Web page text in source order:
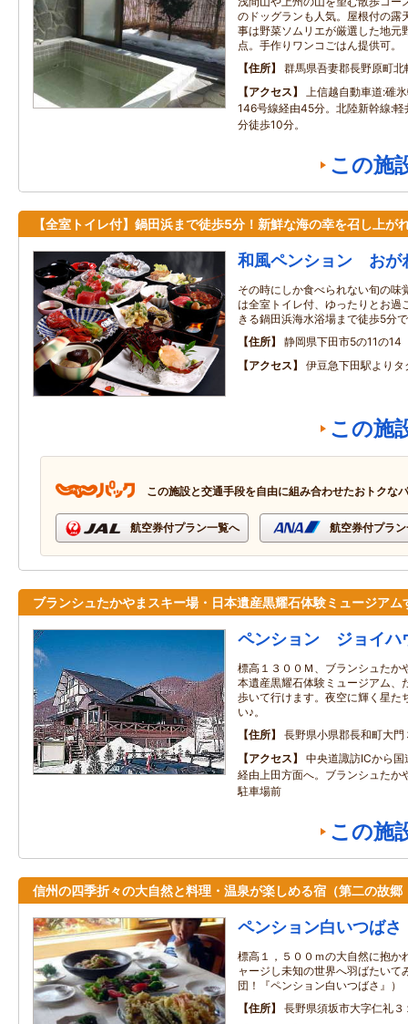
のドッグランも人気。屋根付の露
事は野菜ソムリエが厳選した地元
点。手作りワンコごはん提供可。
住所
群馬県吾妻郡長野原町
アクセス
上信越自動車道:碓
146号線経由45分。北陸新幹線:
分徒歩10分。
この施
【全室トイレ付】鍋田浜まで徒歩5分！新鮮な海の幸を召し上が
和風ペンション おが
その時にしか食べられない旬の味
は全室トイレ付、ゆったりとお過
きる鍋田浜海水浴場まで徒歩5分
住所
静岡県下田市5の11の14
アクセス
伊豆急下田駅より
この施
この施設と交通手段を自由に組み合わせたおトクな
航空券付プラン一覧へ 航空券付プラ
ブランシュたかやまスキー場・日本遺産黒耀石体験ミュージアム
ペンション ジョイハ
標高１３００Ｍ、ブランシュた
本遺産黒耀石体験ミュージアム、
歩いて行けます。夜空に輝く星た
い♪。
住所
長野県小県郡長和町大門
アクセス
中央道諏訪ICから
経由上田方面へ。ブランシュたか
駐車場前
この施
信州の四季折々の大自然と料理・温泉が楽しめる宿（第二の故郷
ペンション白いつばさ
標高１，５００ｍの大自然に抱か
ャージし未知の世界へ羽ばたいて
団！『ペンション白いつばさ』）
住所
長野県須坂市大字仁礼